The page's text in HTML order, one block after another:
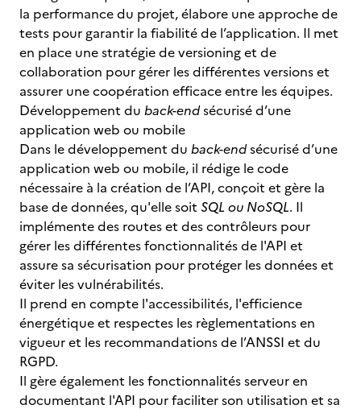
la performance du projet, élabore une approche de
tests pour garantir la fiabilité de l’application. Il met
en place une stratégie de versioning et de
collaboration pour gérer les différentes versions et
assurer une coopération efficace entre les équipes.
Développement du back-endsécurisé d’une
application web ou mobile
Dans le développement du back-endsécurisé d’une
application web ou mobile, il rédige le code
nécessaire à la création de l’API, conçoit et gère la
base de données, qu'elle soit SQL ou NoSQL. Il
implémente des routes et des contrôleurs pour
gérer les différentes fonctionnalités de l'API et
assure sa sécurisation pour protéger les données et
éviter les vulnérabilités.
Il prend en compte l'accessibilités, l'efficience
énergétique et respectes les règlementations en
vigueur et les recommandations de l’ANSSI et du
RGPD.
Il gère également les fonctionnalités serveur en
documentant l'API pour faciliter son utilisation et sa